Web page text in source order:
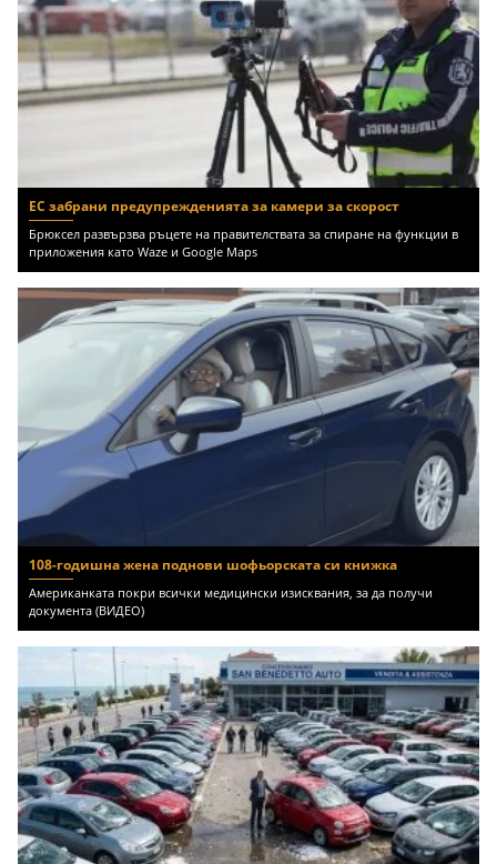
ЕС забрани предупрежденията за камери за скорост
Брюксел развързва ръцете на правителствата за спиране на функции в
приложения като Waze и Google Maps
108-годишна жена поднови шофьорската си книжка
Американката покри всички медицински изисквания, за да получи
документа (ВИДЕО)